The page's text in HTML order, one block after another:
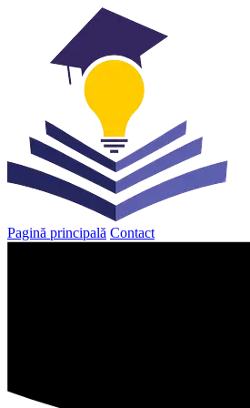
Pagină principală Contact